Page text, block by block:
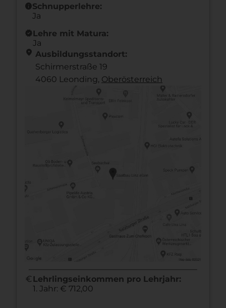
infoSchnupperlehre:
Ja
new_releasesLehre mit Matura:
Ja
location_on Ausbildungsstandort:
Schirmerstraße 19
4060 Leonding, Ober­österreich
euro Lehrlingseinkommen pro Lehrjahr:
1. Jahr: € 712,00